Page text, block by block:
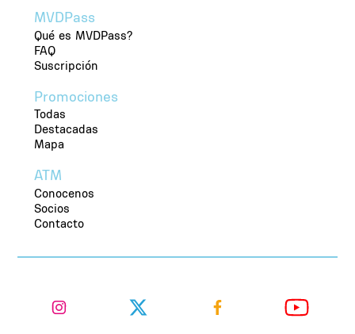
MVDPass
Qué es MVDPass?
FAQ
Suscripción
Promociones
Todas
Destacadas
Mapa
ATM
Conocenos
Socios
Contacto